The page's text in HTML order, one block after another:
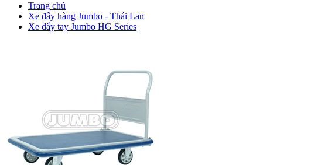
Trang chủ
Xe đẩy hàng Jumbo - Thái Lan
Xe đẩy tay Jumbo HG Series